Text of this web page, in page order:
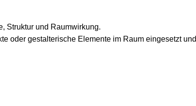
Struktur und Raumwirkung.
oder gestalterische Elemente im Raum eingesetzt und